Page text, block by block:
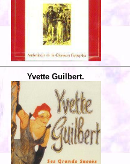
Yvette Guilbert.